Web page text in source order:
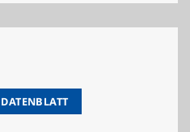
DATENBLATT